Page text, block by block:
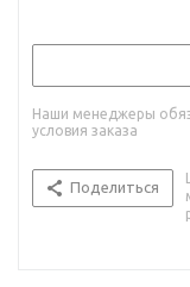
Наши менеджеры
условия заказа
Поделиться